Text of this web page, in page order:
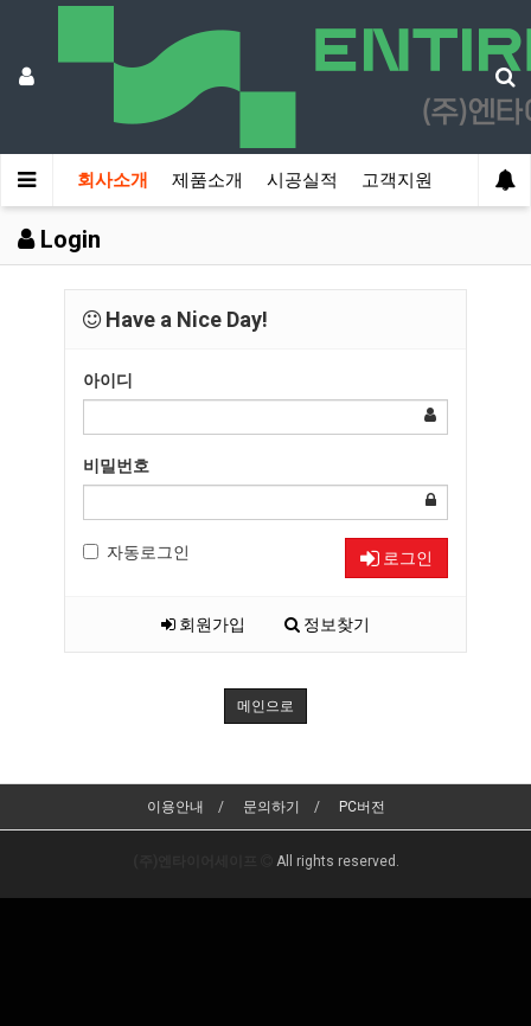
회사소개 제품소개 시공실적 고객지원
Login
Have a Nice Day!
아이디
비밀번호
자동로그인 로그인
회원가입 정보찾기
메인으로
이용안내 문의하기 PC버전
All rights reserved.